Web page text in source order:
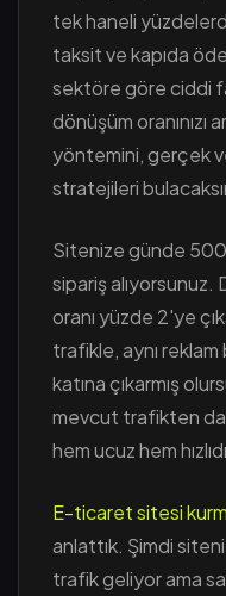
tek haneli
taksit ve kapıda
sektöre göre ciddi
dönüşüm oranınızı
yöntemini, gerçek
stratejileri
Sitenize günde
sipariş alıyorsunuz.
oranı yüzde 2'ye
trafikle, aynı reklam
katına çıkarmış
mevcut trafikten
hem ucuz hem
E-ticaret sitesi
anlattık. Şimdi
trafik geliyor ama